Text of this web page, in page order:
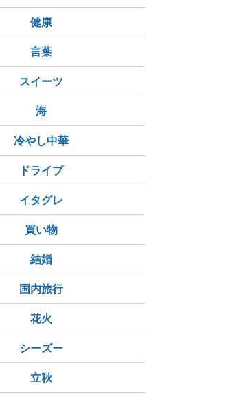
健康
言葉
スイーツ
海
冷やし中華
ドライブ
イタグレ
買い物
結婚
国内旅行
花火
シーズー
立秋